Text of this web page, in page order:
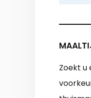
Zoekt u